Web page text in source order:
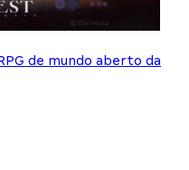
de mundo aberto da